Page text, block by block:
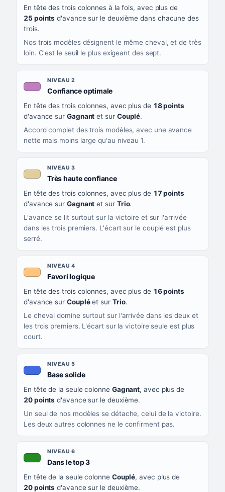
CE QUE CELA VOUS DIT
En tête des trois colonnes à la fois, avec plus de
25 points d'avance sur le deuxième dans chacune des
trois.
Nos trois modèles désignent le même cheval, et de très
loin. C'est le seuil le plus exigeant des sept.
NIVEAU 2
Confiance optimale, couleur mauve
En tête des trois colonnes, avec plus de 18 points
d'avance sur Gagnant et sur Couplé.
Accord complet des trois modèles, avec une avance
nette mais moins large qu'au niveau 1.
NIVEAU 3
Très haute confiance, couleur beige
En tête des trois colonnes, avec plus de 17 points
d'avance sur Gagnant et sur Trio.
L'avance se lit surtout sur la victoire et sur l'arrivée
dans les trois premiers. L'écart sur le couplé est plus
serré.
NIVEAU 4
Favori logique, couleur orange clair
En tête des trois colonnes, avec plus de 16 points
d'avance sur Coupléet sur Trio.
Le cheval domine surtout sur l'arrivée dans les deux et
les trois premiers. L'écart sur la victoire seule est plus
court.
NIVEAU 5
Base solide, couleur bleu roi
En tête de la seule colonne Gagnant, avec plus de
20 points d'avance sur le deuxième.
Un seul de nos modèles se détache, celui de la victoire.
Les deux autres colonnes ne le confirment pas.
NIVEAU 6
Dans le top 3, couleur verte
En tête de la seule colonne Couplé, avec plus de
20 points d'avance sur le deuxième.